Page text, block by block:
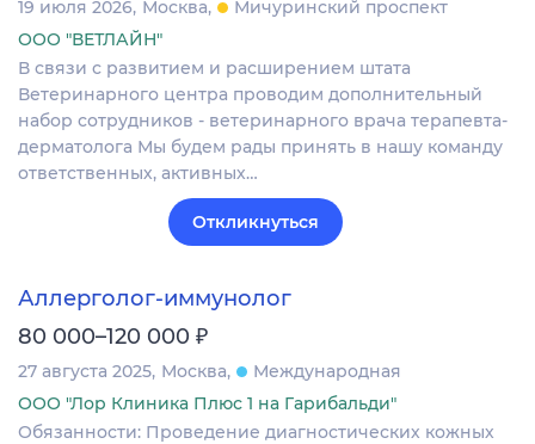
19 июля 2026 Москва
Мичуринский проспект
ООО "ВЕТЛАЙН"
В связи с развитием и расширением штата
Ветеринарного центра проводим дополнительный
набор сотрудников - ветеринарного врача терапевта-
дерматолога Мы будем рады принять в нашу команду
ответственных, активных…
Откликнуться
Аллерголог-иммунолог
80 000–120 000 ₽
27 августа 2025 Москва
Международная
ООО "Лор Клиника Плюс 1 на Гарибальди"
Обязанности: Проведение диагностических кожных